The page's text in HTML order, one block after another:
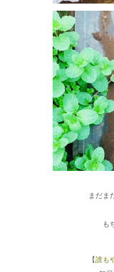
まだま
も
【誰も